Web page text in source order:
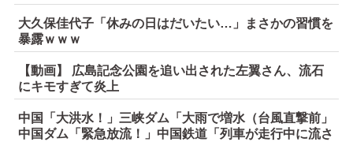
大久保佳代子「休みの日はだいたい…」まさかの習慣を
暴露ｗｗｗ
【動画】 広島記念公園を追い出された左翼さん、流石
にキモすぎて炎上
中国「大洪水！」三峡ダム「大雨で増水（台風直撃前」
中国ダム「緊急放流！」中国鉄道「列車が走行中に流さ